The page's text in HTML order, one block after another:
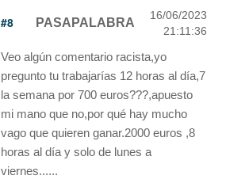
#8 PASAPALABRA
16/06/2023
21:11:36
Veo algún comentario racista,yo
pregunto tu trabajarías 12 horas al día,7
la semana por 700 euros???,apuesto
mi mano que no,por qué hay mucho
vago que quieren ganar.2000 euros ,8
horas al día y solo de lunes a
viernes......